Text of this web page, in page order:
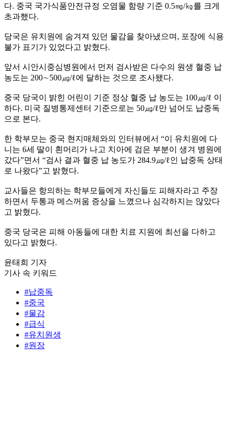
다. 중국 국가식품안전규정 오염물 함량 기준 0.5㎎/㎏를 크게
초과했다.
당국은 유치원에 숨겨져 있던 물감을 찾아냈으며, 포장에 식용
불가 표기가 있었다고 밝혔다.
앞서 시안시중심병원에서 먼저 검사받은 다수의 원생 혈중 납
농도는 200∼500㎍/ℓ에 달하는 것으로 조사됐다.
중국 당국이 밝힌 어린이 기준 정상 혈중 납 농도는 100㎍/ℓ 이
하다. 미국 질병통제센터 기준으로는 50㎍/ℓ만 넘어도 납중독
으로 본다.
한 학부모는 중국 현지매체와의 인터뷰에서 “이 유치원에 다
니는 6세 딸이 흰머리가 나고 치아에 검은 부분이 생겨 병원에
갔다”면서 “검사 결과 혈중 납 농도가 284.9㎍/ℓ인 납중독 상태
로 나왔다”고 밝혔다.
교사들은 항의하는 학부모들에게 자신들도 피해자라고 주장
하면서 두통과 메스꺼움 증상을 느꼈으나 심각하지는 않았다
고 밝혔다.
중국 당국은 피해 아동들에 대한 치료 지원에 최선을 다하고
있다고 밝혔다.
윤태희 기자
기사 속 키워드
#납중독
#중국
#물감
#급식
#유치원생
#원장